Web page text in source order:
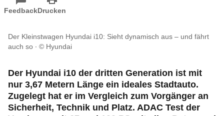
FeedbackDrucken
Der Kleinstwagen Hyundai i10: Sieht dynamisch aus – und fährt
auch so
© Hyundai
Der Hyundai i10 der dritten Generation ist mit
nur 3,67 Metern Länge ein ideales Stadtauto.
Zugelegt hat er im Vergleich zum Vorgänger an
Sicherheit, Technik und Platz. ADAC Test der